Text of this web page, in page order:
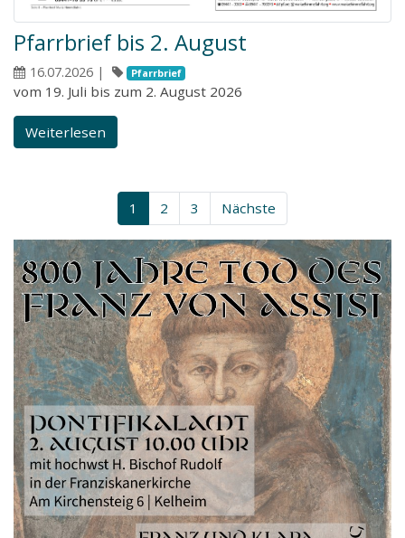
Pfarrbrief bis 2. August
16.07.2026 | Pfarrbrief
vom 19. Juli bis zum 2. August 2026
Weiterlesen
1 2 3 Nächste